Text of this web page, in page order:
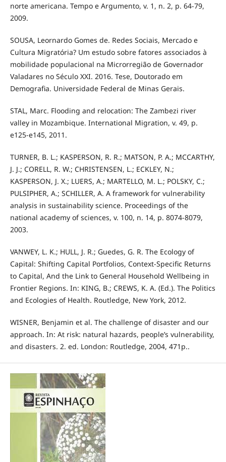
norte americana. Tempo e Argumento, v. 1, n. 2, p. 64-79,
2009.
SOUSA, Leornardo Gomes de. Redes Sociais, Mercado e
Cultura Migratória? Um estudo sobre fatores associados à
mobilidade populacional na Microrregião de Governador
Valadares no Século XXI. 2016. Tese, Doutorado em
Demografia. Universidade Federal de Minas Gerais.
STAL, Marc. Flooding and relocation: The Zambezi river
valley in Mozambique. International Migration, v. 49, p.
e125-e145, 2011.
TURNER, B. L.; KASPERSON, R. R.; MATSON, P. A.; MCCARTHY,
J. J.; CORELL, R. W.; CHRISTENSEN, L.; ECKLEY, N.;
KASPERSON, J. X.; LUERS, A.; MARTELLO, M. L.; POLSKY, C.;
PULSIPHER, A.; SCHILLER, A. A framework for vulnerability
analysis in sustainability science. Proceedings of the
national academy of sciences, v. 100, n. 14, p. 8074-8079,
2003.
VANWEY, L. K.; HULL, J. R.; Guedes, G. R. The Ecology of
Capital: Shifting Capital Portfolios, Context-Specific Returns
to Capital, And the Link to General Household Wellbeing in
Frontier Regions. In: KING, B.; CREWS, K. A. (Ed.). The Politics
and Ecologies of Health. Routledge, New York, 2012.
WISNER, Benjamin et al. The challenge of disaster and our
approach. In: At risk: natural hazards, people’s vulnerability,
and disasters. 2. ed. London: Routledge, 2004, 471p..